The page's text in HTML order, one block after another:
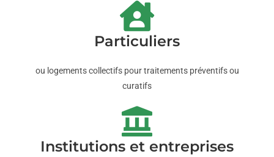
Particuliers
ou logements collectifs pour traitements préventifs ou
curatifs
Institutions et entreprises